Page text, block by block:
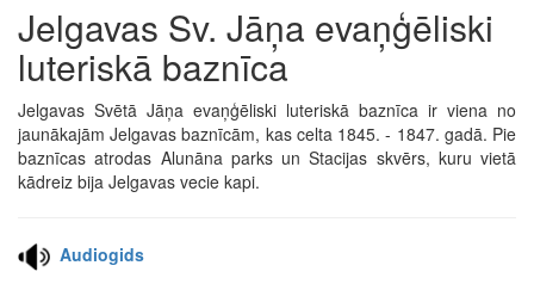
Jelgavas Sv. Jāņa evaņģēliski
luteriskā baznīca
Jelgavas Svētā Jāņa evaņģēliski luteriskā baznīca ir viena no
jaunākajām Jelgavas baznīcām, kas celta 1845. - 1847. gadā. Pie
baznīcas atrodas Alunāna parks un Stacijas skvērs, kuru vietā
kādreiz bija Jelgavas vecie kapi.
Audiogids